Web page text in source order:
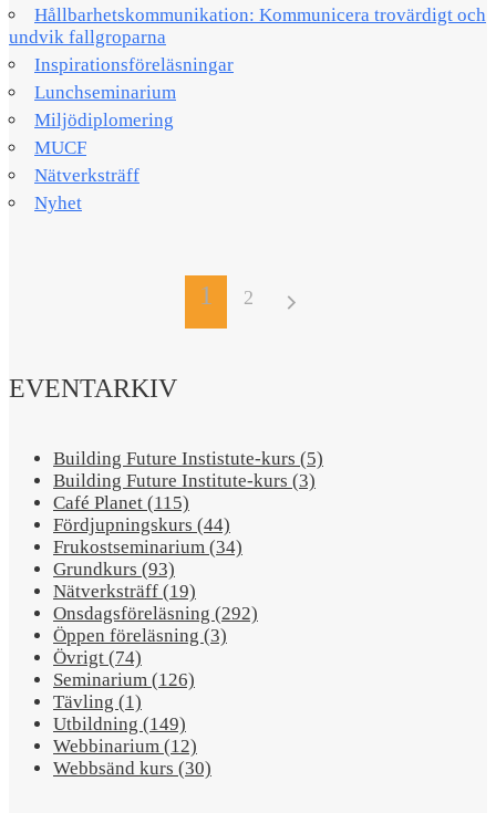
Hållbarhetskommunikation: Kommunicera trovärdigt och
undvik fallgroparna​
Inspirationsföreläsningar
Lunchseminarium
Miljödiplomering
MUCF
Nätverksträff
Nyhet
1 2
EVENTARKIV
Building Future Instistute-kurs (5)
Building Future Institute-kurs (3)
Café Planet (115)
Fördjupningskurs (44)
Frukostseminarium (34)
Grundkurs (93)
Nätverksträff (19)
Onsdagsföreläsning (292)
Öppen föreläsning (3)
Övrigt (74)
Seminarium (126)
Tävling (1)
Utbildning (149)
Webbinarium (12)
Webbsänd kurs (30)